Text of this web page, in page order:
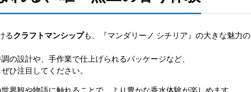
るクラフトマンシップも、『マンダリーノ シチリア』の大きな魅力の
の設計や、手作業で仕上げられるパッケージなど、
ひ注目してください。